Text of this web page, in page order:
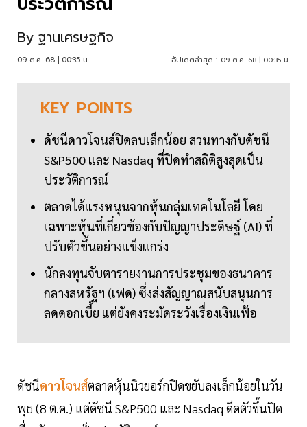
By ฐานเศรษฐกิจ
09 ต.ค. 68 | 00:35 น. อัปเดตล่าสุด : 09 ต.ค. 68 | 00:35 น.
KEY POINTS
ดัชนีดาวโจนส์ปิดลบเล็กน้อย สวนทางกับดัชนี
S&P500 และ Nasdaq ที่ปิดทำสถิติสูงสุดเป็น
ประวัติการณ์
ตลาดได้แรงหนุนจากหุ้นกลุ่มเทคโนโลยี โดย
เฉพาะหุ้นที่เกี่ยวข้องกับปัญญาประดิษฐ์ (AI) ที่
ปรับตัวขึ้นอย่างแข็งแกร่ง
นักลงทุนจับตารายงานการประชุมของธนาคาร
กลางสหรัฐฯ (เฟด) ซึ่งส่งสัญญาณสนับสนุนการ
ลดดอกเบี้ย แต่ยังคงระมัดระวังเรื่องเงินเฟ้อ
ดัชนีดาวโจนส์ตลาดหุ้นนิวยอร์กปิดขยับลงเล็กน้อยในวัน
พุธ (8 ต.ค.) แต่ดัชนี S&P500 และ Nasdaq ดีดตัวขึ้นปิด